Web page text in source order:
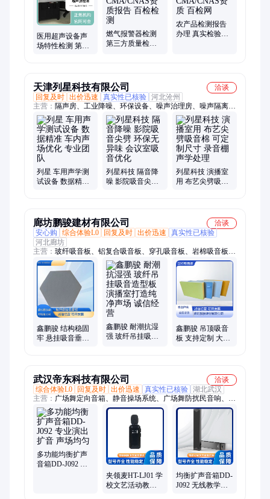
医用超声设备声
场特性检测 第三
燃气报警器检测
第三方质量检验
农产品检测报告
办理 真实检验
天津列星科技有限公司
洽谈
回复及时 出价迅速 真实性已核验 河北沧州
主营： 隔声房、工业降噪、环保设备、噪声治理房、噪声隔离处
理、噪声控制设备、厂房噪声控制、科技车间隔音房
列星 车用声学测
试设备 数据精准
列星科技 隔音降
噪 影院吸音尖劈
列星科技 演播室
用 布艺尖劈吸音
廊坊鹏骏建材有限公司
洽谈
安心购
综合体验L0 回复及时 出价迅速
真实性已核验
河北廊坊
主营： 玻纤吸音板、铝复合吸音板、穿孔吸音板、岩棉吸音板、
玻纤天花板、岩棉天花板、布艺吸音板、悬挂吸音体、跌级玻纤
吸音板
鑫鹏骏 结构稳固
牢 悬挂吸音垂片
鑫鹏骏 耐潮抗湿
强 玻纤吊挂吸音
鑫鹏骏 吊顶吸音
板 支持定制 大型
武汉帝东科技有限公司
洽谈
综合体验L0
回复及时 出价迅速 真实性已核验 湖北武汉
主营： 广场舞定向音箱、静音操场系统、广场舞防扰民音响、操
场音箱、无感麦克风、均衡扩声教学音箱、教学有源音箱、静音
舞场系统、超声波定向音箱、安静操场音箱、安静操场音响、静
音操场音箱、静音操场音响、广场舞定向音响、均衡扩声音箱、
均衡扩声音响、广场舞防扰民音箱、定向音响、无感扩声麦克
风、Ai无感扩声麦克风、波束成型定向音箱、教学音箱、防扰民
音箱、防扰民音响、音箱
多功能均衡扩声
音箱DD-J092 专
夹领麦HT-LJ01 学
校文艺活动教学
均衡扩声音箱DD-
J092 无线教学扩